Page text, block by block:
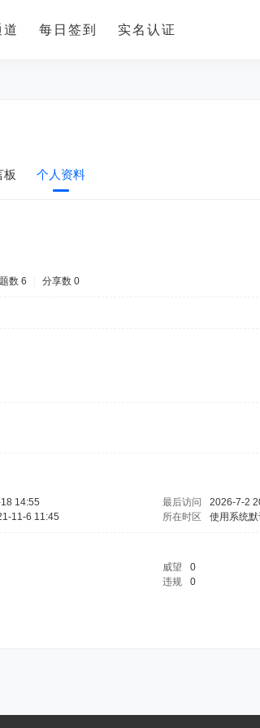
每日签到 实名认证
板 个人资料
数 6 分享数 0
14:55 最后访问
2026-7-2
11-6 11:45 所在时区 使用系统默
威望
0
违规
0